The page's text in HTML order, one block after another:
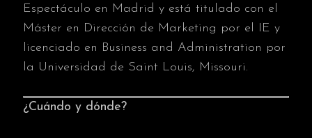
Espectáculo en Madrid y está titulado con el
Máster en Dirección de Marketing por el IE y
licenciado en Business and Administration por
la Universidad de Saint Louis, Missouri.
¿Cuándo y dónde?